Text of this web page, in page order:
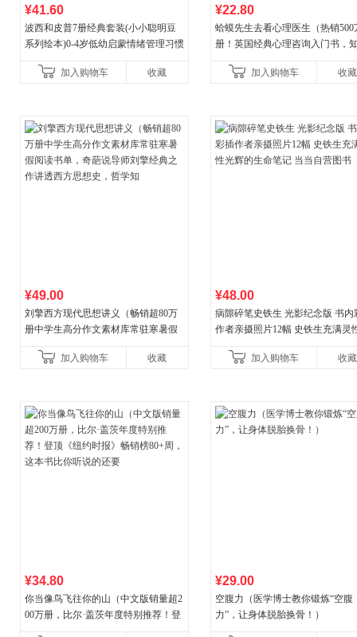
¥41.60
波西和皮普7册经典套装(小小聪明豆
系列绘本)0-4岁低幼启蒙情绪管理习惯
养好品质，发现快
加入购物车 收藏
¥22.80
蛤蟆先生去看心理医生（热销500
册！英国经典心理咨询入门书，
加入购物车
收藏
¥49.00
刘擎西方现代思想讲义（畅销超80万
册中学生高分作文素材库常驻寒暑假
讲透西方思想史，哲学知
加入购物车 收藏
¥48.00
病隙碎笔史铁生 光影纪念版 书内
作者亲摄照片12幅 史铁生充满灵
加入购物车
收藏
¥34.80
你当像鸟飞往你的山（中文版销量超2
00万册，比尔·盖茨年度特别推荐！登
¥29.00
空腹力（医学博士教你锻炼“空腹
力”，让身体脱胎换骨！）